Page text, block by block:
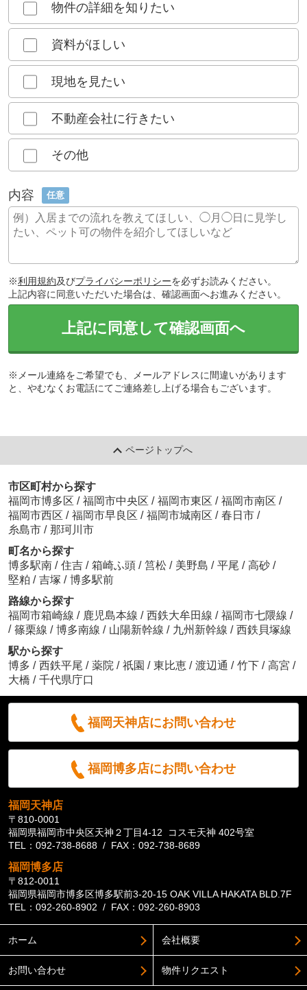
物件の詳細を知りたい
資料がほしい
現地を見たい
不動産会社に行きたい
その他
内容 任意
※利用規約及びプライバシーポリシーを必ずお読みください。
上記内容に同意いただいた場合は、確認画面へお進みください。
上記に同意して確認画面へ
※メール連絡をご希望でも、メールアドレスに間違いがあります
と、やむなくお電話にてご連絡差し上げる場合もございます。
ページトップへ
市区町村から探す
福岡市博多区 / 福岡市中央区 / 福岡市東区 / 福岡市南区 /
福岡市西区 / 福岡市早良区 / 福岡市城南区 / 春日市 /
糸島市 / 那珂川市
町名から探す
博多駅南 / 住吉 / 箱崎ふ頭 / 筥松 / 美野島 / 平尾 / 高砂 /
堅粕 / 吉塚 / 博多駅前
路線から探す
福岡市箱崎線 / 鹿児島本線 / 西鉄大牟田線 / 福岡市七隈線 /
/ 篠栗線 / 博多南線 / 山陽新幹線 / 九州新幹線 / 西鉄貝塚線
駅から探す
博多 / 西鉄平尾 / 薬院 / 祇園 / 東比恵 / 渡辺通 / 竹下 / 高宮 /
大橋 / 千代県庁口
福岡天神店にお問い合わせ
福岡博多店にお問い合わせ
福岡天神店
〒810-0001
福岡県福岡市中央区天神２丁目4-12 コスモ天神 402号室
TEL：092-738-8688 / FAX：092-738-8689
福岡博多店
〒812-0011
福岡県福岡市博多区博多駅前3-20-15 OAK VILLA HAKATA BLD.7F
TEL：092-260-8902 / FAX：092-260-8903
ホーム 会社概要
お問い合わせ 物件リクエスト